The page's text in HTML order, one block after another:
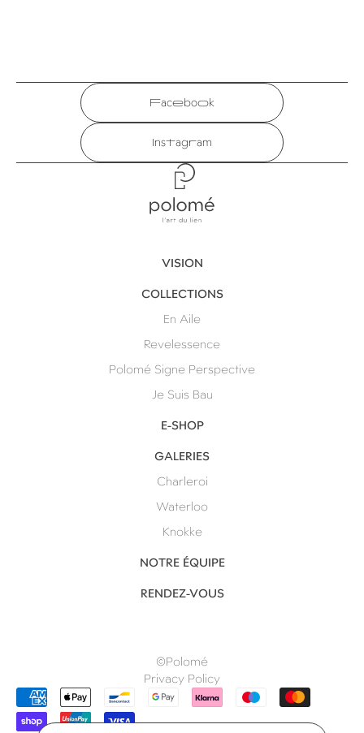
Facebook
Instagram
VISION
COLLECTIONS
En Aile
Revelessence
Polomé Signe Perspective
Je Suis Bau
E-SHOP
GALERIES
Charleroi
Waterloo
Knokke
NOTRE ÉQUIPE
RENDEZ-VOUS
©Polomé
Privacy Policy